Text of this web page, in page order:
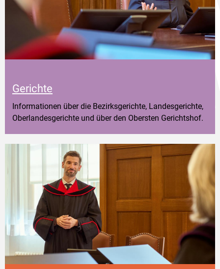
Gerichte
Informationen über die Bezirksgerichte, Landesgerichte,
Oberlandesgerichte und über den Obersten Gerichtshof.